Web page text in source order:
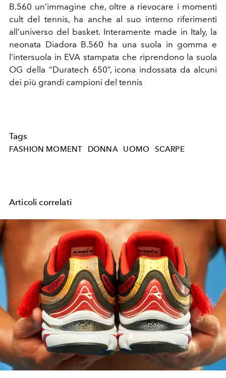
B.560 un’immagine che, oltre a rievocare i momenti
cult del tennis, ha anche al suo interno riferimenti
all’universo del basket. Interamente made in Italy, la
neonata Diadora B.560 ha una suola in gomma e
l’intersuola in EVA stampata che riprendono la suola
OG della “Duratech 650”, icona indossata da alcuni
dei più grandi campioni del tennis
Tags
FASHION MOMENT DONNA UOMO SCARPE
Articoli correlati